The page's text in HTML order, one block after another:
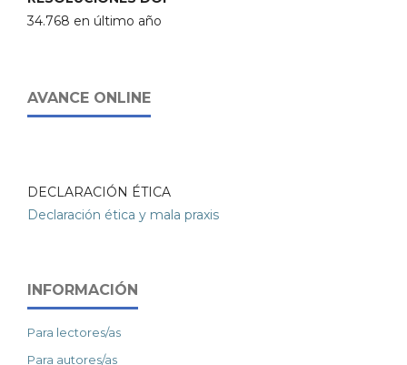
34.768 en último año
AVANCE ONLINE
DECLARACIÓN ÉTICA
Declaración ética y mala praxis
INFORMACIÓN
Para lectores/as
Para autores/as